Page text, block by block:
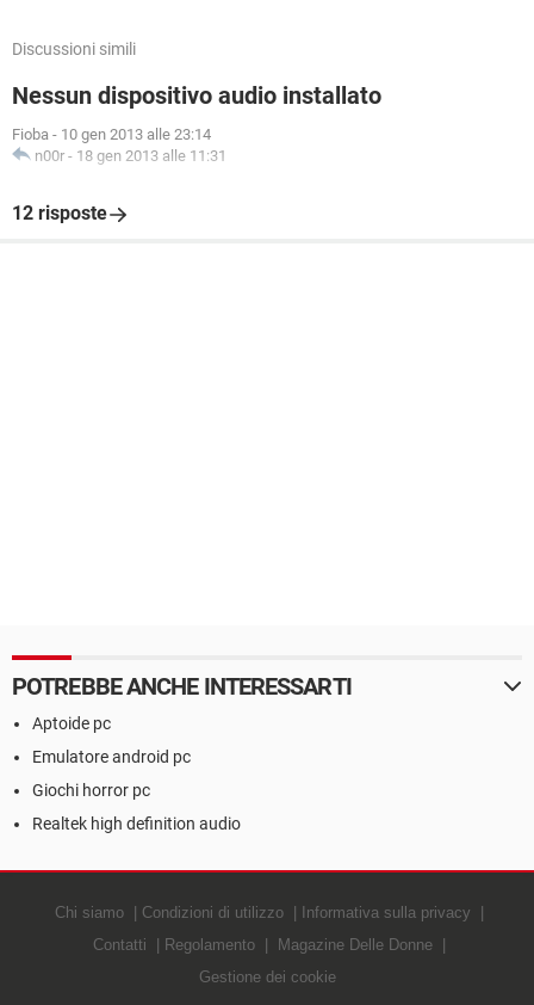
Discussioni simili
Nessun dispositivo audio installato
Fioba - 10 gen 2013 alle 23:14
n00r - 18 gen 2013 alle 11:31
12 risposte
POTREBBE ANCHE INTERESSARTI
Aptoide pc
Emulatore android pc
Giochi horror pc
Realtek high definition audio
Chi siamo Condizioni di utilizzo
Informativa sulla privacy
Contatti
Regolamento
Magazine Delle Donne
Gestione dei cookie